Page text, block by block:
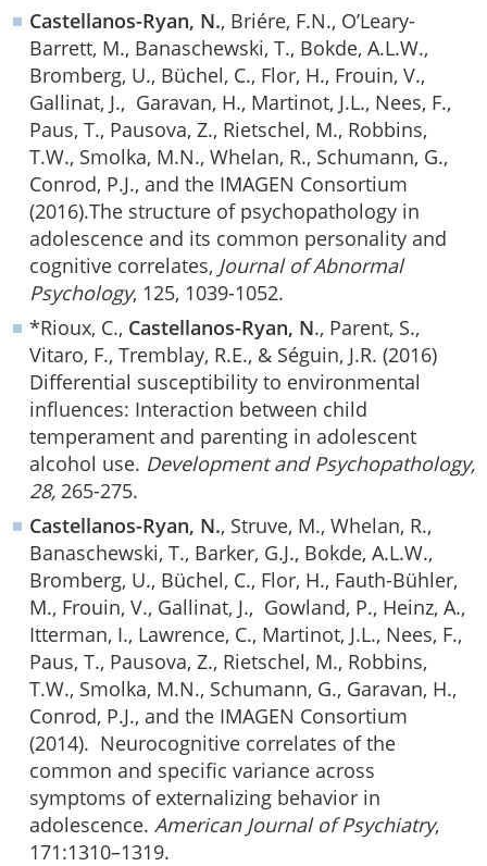
Castellanos-Ryan, N., Briére, F.N., O’Leary-
Barrett, M., Banaschewski, T., Bokde, A.L.W.,
Bromberg, U., Büchel, C., Flor, H., Frouin, V.,
Gallinat, J., Garavan, H., Martinot, J.L., Nees, F.,
Paus, T., Pausova, Z., Rietschel, M., Robbins,
T.W., Smolka, M.N., Whelan, R., Schumann, G.,
Conrod, P.J., and the IMAGEN Consortium
(2016).The structure of psychopathology in
adolescence and its common personality and
cognitive correlates, Journal of Abnormal
Psychology, 125, 1039-1052.
*Rioux, C., Castellanos-Ryan, N., Parent, S.,
Vitaro, F., Tremblay, R.E., & Séguin, J.R. (2016)
Differential susceptibility to environmental
influences: Interaction between child
temperament and parenting in adolescent
alcohol use. Development and Psychopathology,
28, 265-275.
Castellanos-Ryan, N., Struve, M., Whelan, R.,
Banaschewski, T., Barker, G.J., Bokde, A.L.W.,
Bromberg, U., Büchel, C., Flor, H., Fauth-Bühler,
M., Frouin, V., Gallinat, J., Gowland, P., Heinz, A.,
Itterman, I., Lawrence, C., Martinot, J.L., Nees, F.,
Paus, T., Pausova, Z., Rietschel, M., Robbins,
T.W., Smolka, M.N., Schumann, G., Garavan, H.,
Conrod, P.J., and the IMAGEN Consortium
(2014). Neurocognitive correlates of the
common and specific variance across
symptoms of externalizing behavior in
adolescence. American Journal of Psychiatry,
171:1310–1319.